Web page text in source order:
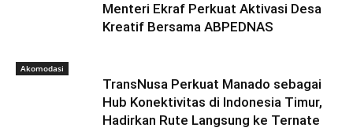
Menteri Ekraf Perkuat Aktivasi Desa
Kreatif Bersama ABPEDNAS
Akomodasi
TransNusa Perkuat Manado sebagai
Hub Konektivitas di Indonesia Timur,
Hadirkan Rute Langsung ke Ternate